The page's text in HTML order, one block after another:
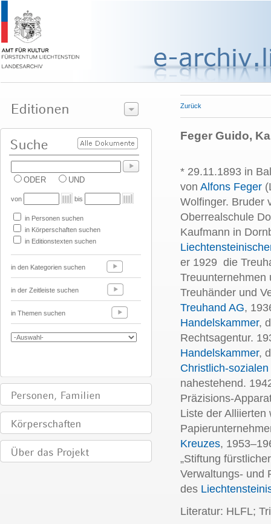
ODER UND
von bis
in Personen suchen
in Körperschaften suchen
in Editionstexten suchen
in den Kategorien suchen
in der Zeitleiste suchen
in Themen suchen
Zurück
Feger Guido,
* 29.11.1893 in
von Alfons Feger
Wolfinger. Bruder
Oberrealschule
Kaufmann in
er 1929 die
Treuunternehmen
Treuhänder und
Treuhand AG,
Handelskammer,
Rechtsagentur.
Handelskammer,
Christlich-
nahestehend.
Präzisions-
Liste der Alliierten
Kreuzes,
„Stiftung
Verwaltungs- und
des
Literatur: HLFL;